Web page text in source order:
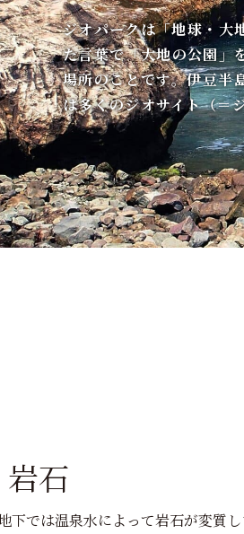
ジオパークは「地球・大
た言葉で「大地の公園」
場所のことです。伊豆半
は多くのジオサイト（＝
石
下では温泉水によって岩石が変質